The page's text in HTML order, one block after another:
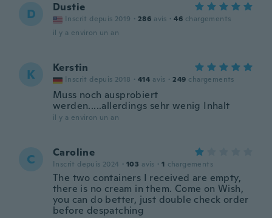
D Dustie
Inscrit depuis 2019 · 286 avis · 46 chargements
il y a environ un an
K Kerstin
Inscrit depuis 2018 · 414 avis · 249 chargements
Muss noch ausprobiert
werden.....allerdings sehr wenig Inhalt
il y a environ un an
C Caroline
Inscrit depuis 2024 · 103 avis · 1 chargements
The two containers I received are empty,
there is no cream in them. Come on Wish,
you can do better, just double check order
before despatching